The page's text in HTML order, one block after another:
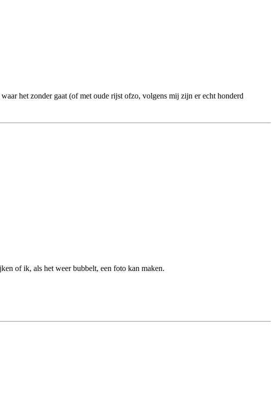
het zonder gaat (of met oude rijst ofzo, volgens mij zijn er echt honderd
of ik, als het weer bubbelt, een foto kan maken.